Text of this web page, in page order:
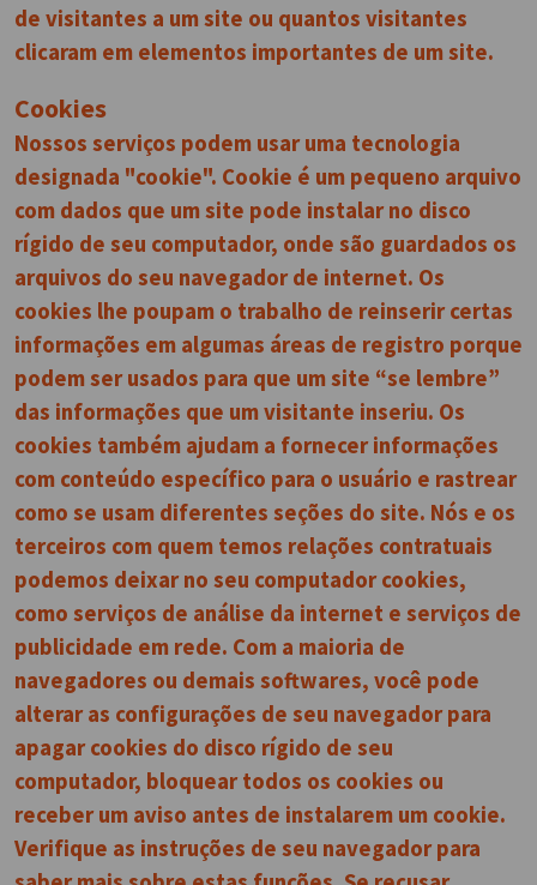
de visitantes a um site ou quantos visitantes
clicaram em elementos importantes de um site.
Cookies
Nossos serviços podem usar uma tecnologia
designada "cookie". Cookie é um pequeno arquivo
com dados que um site pode instalar no disco
rígido de seu computador, onde são guardados os
arquivos do seu navegador de internet. Os
cookies lhe poupam o trabalho de reinserir certas
informações em algumas áreas de registro porque
podem ser usados para que um site “se lembre”
das informações que um visitante inseriu. Os
cookies também ajudam a fornecer informações
com conteúdo específico para o usuário e rastrear
como se usam diferentes seções do site. Nós e os
terceiros com quem temos relações contratuais
podemos deixar no seu computador cookies,
como serviços de análise da internet e serviços de
publicidade em rede. Com a maioria de
navegadores ou demais softwares, você pode
alterar as configurações de seu navegador para
apagar cookies do disco rígido de seu
computador, bloquear todos os cookies ou
receber um aviso antes de instalarem um cookie.
Verifique as instruções de seu navegador para